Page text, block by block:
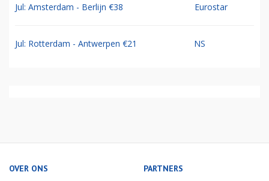
Jul: Amsterdam - Berlijn €38 Eurostar
Jul: Rotterdam - Antwerpen €21 NS
OVER ONS PARTNERS